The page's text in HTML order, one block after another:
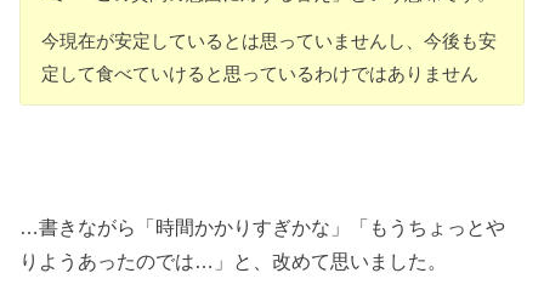
今現在が安定しているとは思っていませんし、今後も安
定して食べていけると思っているわけではありません
…書きながら「時間かかりすぎかな」「もうちょっとや
りようあったのでは…」と、改めて思いました。